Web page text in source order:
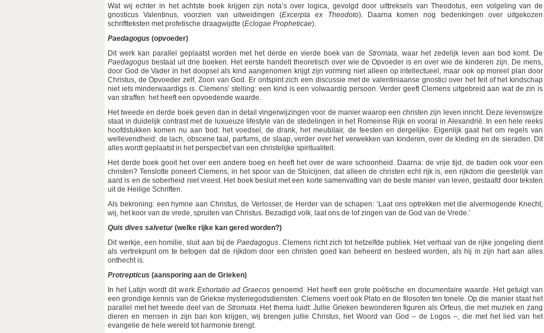
Wat wij echter in het achtste boek krijgen zijn nota’s over logica, gevolgd door uittreksels van Theodotus, een volgeling van de
gnosticus Valentinus, voorzien van uitweidingen (Excerpta ex Theodoto). Daarna komen nog bedenkingen over uitgekozen
schriftteksten met profetische draagwijdte (Eclogae Propheticae).
Paedagogus (opvoeder)
Dit werk kan parallel geplaatst worden met het derde en vierde boek van deStromata, waar het zedelijk leven aan bod komt. De
Paedagogus bestaat uit drie boeken. Het eerste handelt theoretisch over wie de Opvoeder is en over wie de kinderen zijn. De mens,
door God de Vader in het doopsel als kind aangenomen krijgt zijn vorming niet alleen op intellectueel, maar ook op moreel plan door
Christus, de Opvoeder zelf, Zoon van God. Er ontspint zich een discussie met de valentiniaanse gnostici over het feit of het kindschap
niet iets minderwaardigs is. Clemens’ stelling: een kind is een volwaardig persoon. Verder geeft Clemens uitgebreid aan wat de zin is
van straffen: het heeft een opvoedende waarde.
Het tweede en derde boek geven dan in detail vingerwijzingen voor de manier waarop een christen zijn leven inricht. Deze levenswijze
staat in duidelijk contrast met de luxueuze lifestyle van de stedelingen in het Romeinse Rijk en vooral in Alexandrië. In een hele reeks
hoofdstukken komen nu aan bod: het voedsel, de drank, het meubilair, de feesten en dergelijke. Eigenlijk gaat het om regels van
wellevendheid: de lach, obscene taal, parfums, de slaap, verder over het verwekken van kinderen, over de kleding en de sieraden. Dit
alles wordt geplaatst in het perspectief van een christelijke spiritualiteit.
Het derde boek gooit het over een andere boeg en heeft het over de ware schoonheid. Daarna: de vrije tijd, de baden ook voor een
christen? Tenslotte poneert Clemens, in het spoor van de Stoïcijnen, dat alleen de christen echt rijk is, een rijkdom die geestelijk van
aard is en de soberheid niet vreest. Het boek besluit met een korte samenvatting van de beste manier van leven, gestaafd door teksten
uit de Heilige Schriften.
Als bekroning: een hymne aan Christus, de Verlosser, de Herder van de schapen: ‘Laat ons optrekken met die alvermogende Knecht,
wij, het koor van de vrede, spruiten van Christus. Bezadigd volk, laat ons de lof zingen van de God van de Vrede.’
Quis dives salvetur(welke rijke kan gered worden?)
Dit werkje, een homilie, sluit aan bij dePaedagogus. Clemens richt zich tot hetzelfde publiek. Het verhaal van de rijke jongeling dient
als vertrekpunt om te betogen dat de rijkdom door een christen goed kan beheerd en besteed worden, als hij in zijn hart aan alles
onthecht is.
Protrepticus (aansporing aan de Grieken)
In het Latijn wordt dit werk Exhortatio ad Graecos genoemd. Het heeft een grote poëtische en documentaire waarde. Het getuigt van
een grondige kennis van de Griekse mysteriegodsdiensten. Clemens voert ook Plato en de filosofen ten tonele. Op die manier staat het
parallel met het tweede deel van de Stromata. Het thema luidt: Jullie Grieken bewonderen figuren als Orfeus, die met muziek en zang
dieren en mensen in zijn ban kon krijgen, wij brengen jullie Christus, het Woord van God – de Logos –, die met het lied van het
evangelie de hele wereld tot harmonie brengt.